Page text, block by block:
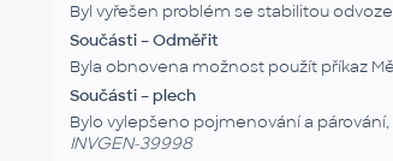
Byl vyřešen problém se stabilitou
Součásti – Odměřit
Byla obnovena možnost použít příkaz
Součásti – plech
Bylo vylepšeno pojmenování a
INVGEN-39998